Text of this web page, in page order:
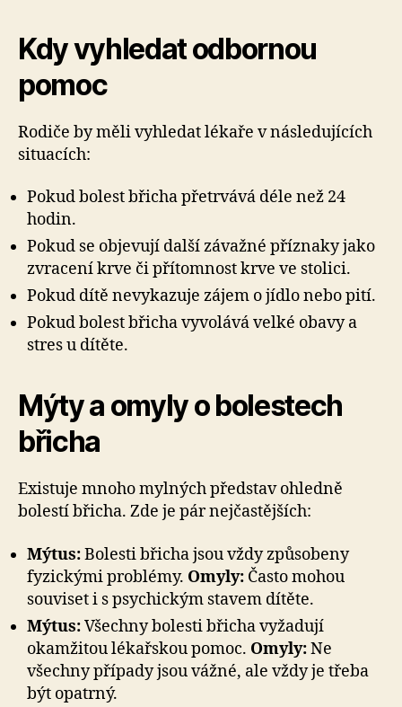
Kdy vyhledat odbornou
pomoc
Rodiče by měli vyhledat lékaře v následujících
situacích:
Pokud bolest břicha přetrvává déle než 24
hodin.
Pokud se objevují další závažné příznaky jako
zvracení krve či přítomnost krve ve stolici.
Pokud dítě nevykazuje zájem o jídlo nebo pití.
Pokud bolest břicha vyvolává velké obavy a
stres u dítěte.
Mýty a omyly o bolestech
břicha
Existuje mnoho mylných představ ohledně
bolestí břicha. Zde je pár nejčastějších:
Mýtus:Bolesti břicha jsou vždy způsobeny
fyzickými problémy. Omyly: Často mohou
souviset i s psychickým stavem dítěte.
Mýtus:Všechny bolesti břicha vyžadují
okamžitou lékařskou pomoc. Omyly:Ne
všechny případy jsou vážné, ale vždy je třeba
být opatrný.